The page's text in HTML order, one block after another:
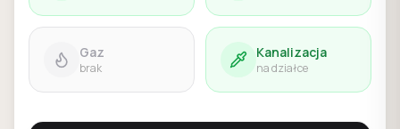
Gaz
brak
Kanalizacja
na działce